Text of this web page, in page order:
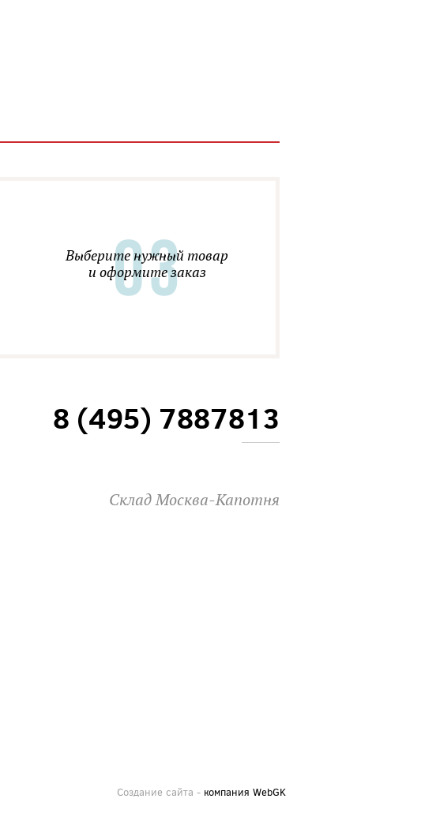
Выберите нужный товар
и оформите заказ
8 (495) 7887813
Склад Москва-Капотня
Создание сайта - компания WebGK